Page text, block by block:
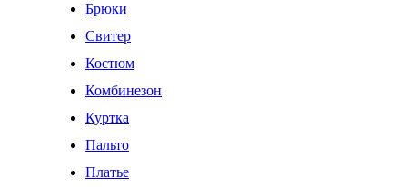
Брюки
Свитер
Костюм
Комбинезон
Куртка
Пальто
Платье